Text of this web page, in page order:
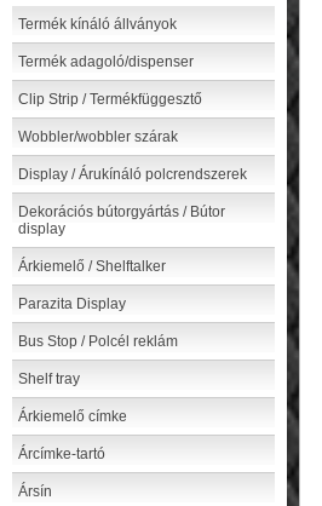
Termék kínáló állványok
Termék adagoló/dispenser
Clip Strip / Termékfüggesztő
Wobbler/wobbler szárak
Display / Árukínáló polcrendszerek
Dekorációs bútorgyártás / Bútor
display
Árkiemelő / Shelftalker
Parazita Display
Bus Stop / Polcél reklám
Shelf tray
Árkiemelő címke
Árcímke-tartó
Ársín